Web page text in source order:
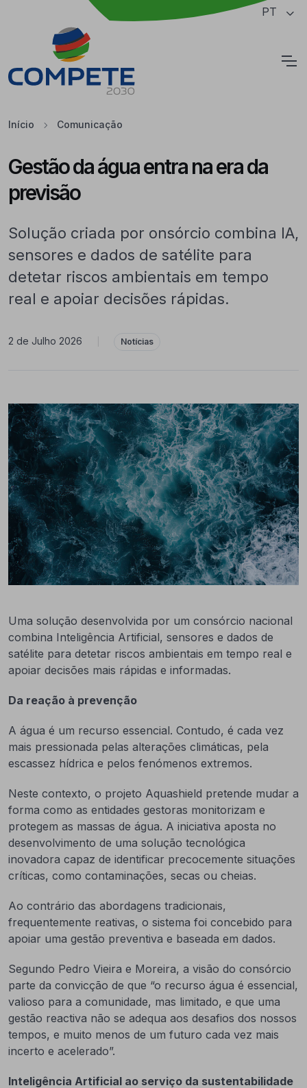
Saltar para o conteúdo principal da página PT
Início Comunicação
Gestão da água entra na era da
previsão
Solução criada por onsórcio combina IA,
sensores e dados de satélite para
detetar riscos ambientais em tempo
real e apoiar decisões rápidas.
2 de Julho 2026 Notícias
Uma solução desenvolvida por um consórcio nacional
combina Inteligência Artificial, sensores e dados de
satélite para detetar riscos ambientais em tempo real e
apoiar decisões mais rápidas e informadas.
Da reação à prevenção
A água é um recurso essencial. Contudo, é cada vez
mais pressionada pelas alterações climáticas, pela
escassez hídrica e pelos fenómenos extremos.
Neste contexto, o projeto Aquashield pretende mudar a
forma como as entidades gestoras monitorizam e
protegem as massas de água. A iniciativa aposta no
desenvolvimento de uma solução tecnológica
inovadora capaz de identificar precocemente situações
críticas, como contaminações, secas ou cheias.
Ao contrário das abordagens tradicionais,
frequentemente reativas, o sistema foi concebido para
apoiar uma gestão preventiva e baseada em dados.
Segundo Pedro Vieira e Moreira, a visão do consórcio
parte da convicção de que “o recurso água é essencial,
valioso para a comunidade, mas limitado, e que uma
gestão reactiva não se adequa aos desafios dos nossos
tempos, e muito menos de um futuro cada vez mais
incerto e acelerado”.
Inteligência Artificial ao serviço da sustentabilidade